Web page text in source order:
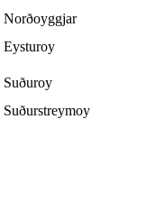
Norðoyggjar
Eysturoy
Suðuroy
Suðurstreymoy